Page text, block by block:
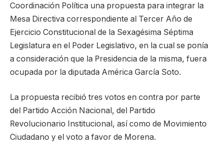
Coordinación Política una propuesta para integrar la
Mesa Directiva correspondiente al Tercer Año de
Ejercicio Constitucional de la Sexagésima Séptima
Legislatura en el Poder Legislativo, en la cual se ponía
a consideración que la Presidencia de la misma, fuera
ocupada por la diputada América García Soto.
La propuesta recibió tres votos en contra por parte
del Partido Acción Nacional, del Partido
Revolucionario Institucional, así como de Movimiento
Ciudadano y el voto a favor de Morena.